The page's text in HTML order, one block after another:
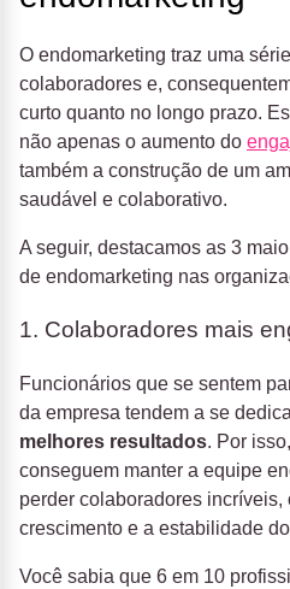
O endomarketing traz uma
colaboradores e,
curto quanto no longo prazo.
não apenas o aumento do
também a construção de um
saudável e colaborativo.
A seguir, destacamos as 3
de endomarketing nas
1. Colaboradores mais
Funcionários que se sentem
da empresa tendem a se
melhores resultados. Por
conseguem manter a equipe
perder colaboradores
crescimento e a estabilidade
Você sabia que 6 em 10